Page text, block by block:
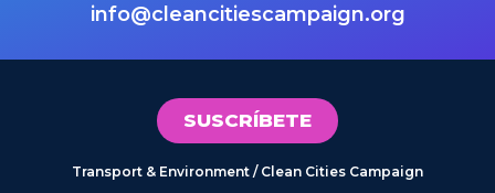
info@cleancitiescampaign.org
SUSCRÍBETE
Transport & Environment / Clean Cities Campaign